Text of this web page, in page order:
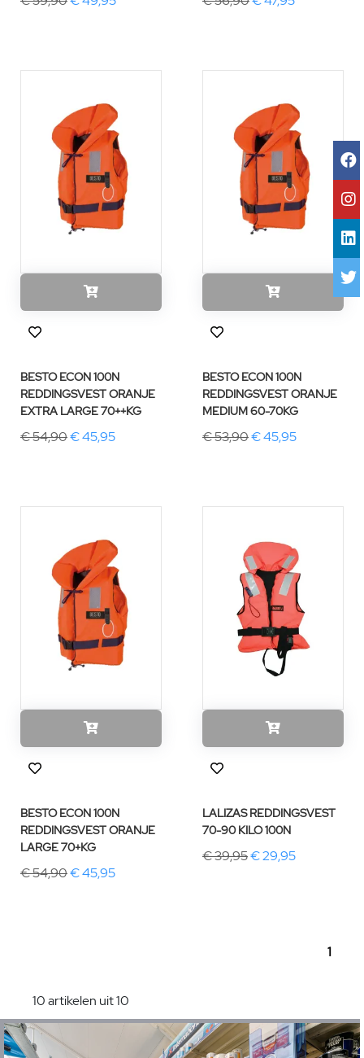
BESTO ECON 100N
REDDINGSVEST ORANJE
EXTRA LARGE 70++KG
€ 54,90€ 45,95
BESTO ECON 100N
REDDINGSVEST ORANJE
MEDIUM 60-70KG
€ 53,90€ 45,95
BESTO ECON 100N
REDDINGSVEST ORANJE
LARGE 70+KG
€ 54,90€ 45,95
LALIZAS REDDINGSVEST
70-90 KILO 100N
€ 39,95€ 29,95
1
10 artikelen uit 10